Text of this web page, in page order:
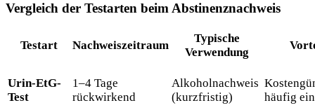
Vergleich der Testarten beim Abstinenznachweis
Testart Nachweiszeitraum
Typische
Verwendung
Urin-EtG-
Test
1–4 Tage
rückwirkend
Alkoholnachweis
(kurzfristig)
häufig